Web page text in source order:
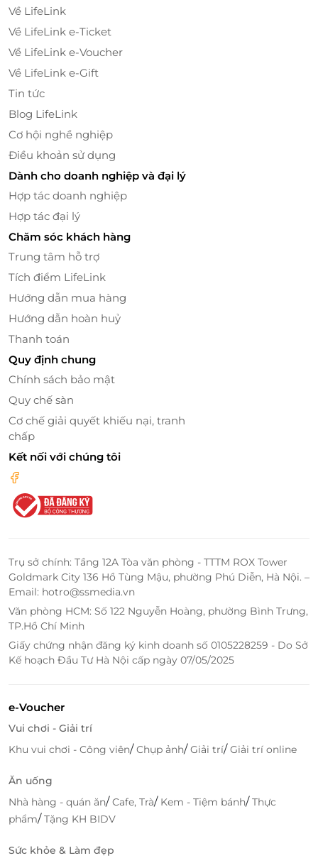
Về LifeLink
Về LifeLink e-Ticket
Về LifeLink e-Voucher
Về LifeLink e-Gift
Tin tức
Blog LifeLink
Cơ hội nghề nghiệp
Điều khoản sử dụng
Dành cho doanh nghiệp và đại lý
Hợp tác doanh nghiệp
Hợp tác đại lý
Chăm sóc khách hàng
Trung tâm hỗ trợ
Tích điểm LifeLink
Hướng dẫn mua hàng
Hướng dẫn hoàn huỷ
Thanh toán
Quy định chung
Chính sách bảo mật
Quy chế sàn
Cơ chế giải quyết khiếu nại, tranh
chấp
Kết nối với chúng tôi
Trụ sở chính: Tầng 12A Tòa văn phòng - TTTM ROX Tower
Goldmark City 136 Hồ Tùng Mậu, phường Phú Diễn, Hà Nội. –
Email: hotro@ssmedia.vn
Văn phòng HCM: Số 122 Nguyễn Hoàng, phường Bình Trưng,
TP.Hồ Chí Minh
Giấy chứng nhận đăng ký kinh doanh số 0105228259 - Do Sở
Kế hoạch Đầu Tư Hà Nội cấp ngày 07/05/2025
e-Voucher
Vui chơi - Giải trí
Khu vui chơi - Công viên/Chụp ảnh/Giải trí/Giải trí online
Ăn uống
Nhà hàng - quán ăn/Cafe, Trà/ Kem - Tiệm bánh/Thực
phẩm/Tặng KH BIDV
Sức khỏe & Làm đẹp